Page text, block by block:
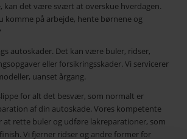
kan det være svært at overskue hverdagen.
komme på arbejde, hente børnene og
autoskader. Det kan være buler, ridser,
eller forsikringsskader. Vi servicerer
uanset årgang.
for alt det besvær, som normalt er
af din autoskade. Vores kompetente
at rette buler og udføre lakreparationer, som
Vi fjerner ridser og andre former for